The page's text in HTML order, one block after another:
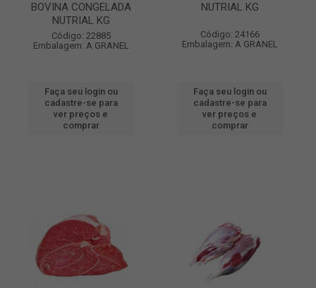
BOVINA CONGELADA
NUTRIAL KG
Código: 22885
Embalagem: A GRANEL
Faça seu login ou
cadastre-se para
ver preços e
comprar
NUTRIAL KG
Código: 24166
Embalagem: A GRANEL
Faça seu login ou
cadastre-se para
ver preços e
comprar